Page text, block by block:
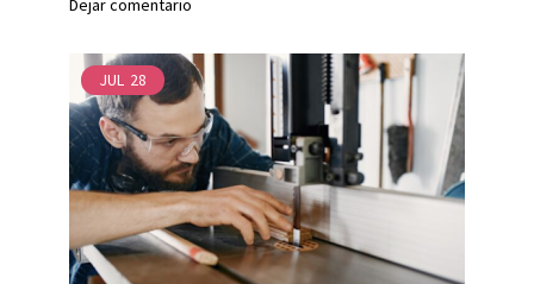
Dejar comentario
JUL 28